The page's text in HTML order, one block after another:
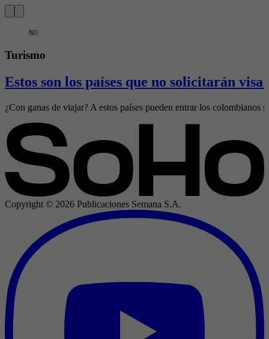
Turismo
Estos son los países que no solicitarán visa
¿Con ganas de viajar? A estos países pueden entrar los colombianos
Copyright © 2026 Publicaciones Semana S.A.